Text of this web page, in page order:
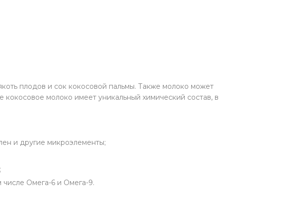
плодов и сок кокосовой пальмы. Также молоко может
молоко имеет уникальный химический состав, в
и другие микроэлементы;
Омега-6 и Омега-9.